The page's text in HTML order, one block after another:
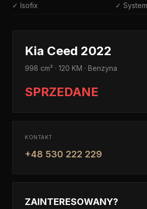
✓ Isofix ✓
Kia Ceed 2022
998 cm³ · 120 KM · Benzyna
SPRZEDANE
KONTAKT
+48 530 222 229
ZAINTERESOWANY?